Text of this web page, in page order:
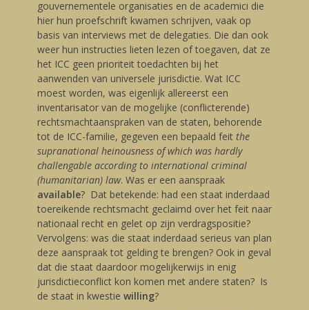
gouvernementele organisaties en de academici die
hier hun proefschrift kwamen schrijven, vaak op
basis van interviews met de delegaties. Die dan ook
weer hun instructies lieten lezen of toegaven, dat ze
het ICC geen prioriteit toedachten bij het
aanwenden van universele jurisdictie. Wat ICC
moest worden, was eigenlijk allereerst een
inventarisator van de mogelijke (conflicterende)
rechtsmachtaanspraken van de staten, behorende
tot de ICC-familie, gegeven een bepaald feit the
supranational heinousness of which was hardly
challengable according to international criminal
(humanitarian) law. Was er een aanspraak
available? Dat betekende: had een staat inderdaad
toereikende rechtsmacht geclaimd over het feit naar
nationaal recht en gelet op zijn verdragspositie?
Vervolgens: was die staat inderdaad serieus van plan
deze aanspraak tot gelding te brengen? Ook in geval
dat die staat daardoor mogelijkerwijs in enig
jurisdictieconflict kon komen met andere staten? Is
de staat in kwestie willing?